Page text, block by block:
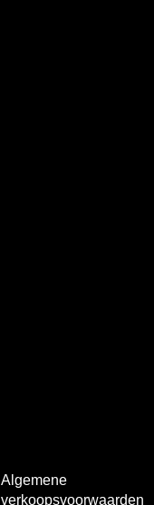
Algemene
verkoopsvoorwaarden